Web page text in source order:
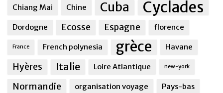
Chiang Mai Chine Cuba Cyclades
Dordogne Ecosse Espagne florence
France French polynesia grèce Havane
Hyères Italie Loire Atlantique new-york
Normandie organisation voyage Pays-bas